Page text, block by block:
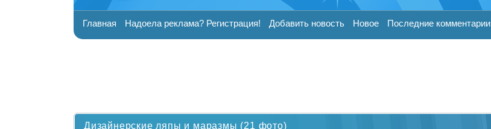
Дизайнерские ляпы и маразмы (21 фото)
Главная Надоела реклама? Регистрация! Добавить новость Новое Последние комментарии